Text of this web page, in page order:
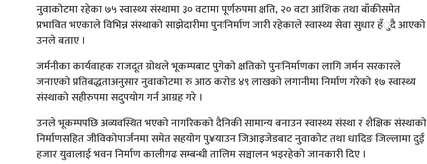
नुवाकोटमा रहेका ७५ स्वास्थ्य संस्थामा ३० वटामा पूर्णरुपमा क्षति, २० वटा आंशिक तथा बाँकीसमेत
प्रभावित भएकाले विभिन्न संस्थाको साझेदारीमा पुनःनिर्माण जारी रहेकाले स्वास्थ्य सेवा सुधार हँुदै आएको
उनले बताए ।
जर्मनीका कार्यवाहक राजदूत ग्रोथले भूकम्पबाट पुगेको क्षतिको पुनःनिर्माणका लागि जर्मन सरकारले
जनाएको प्रतिबद्धताअनुसार नुवाकोटमा रु आठ करोड ४९ लाखको लगानीमा निर्माण गरेको १७ स्वास्थ्य
संस्थाको सहीरुपमा सदुपयोग गर्न आग्रह गरे ।
उनले भूकम्पपछि अव्यवस्थित भएको नागरिकको दैनिकी सामान्य बनाउन स्वास्थ्य संस्था र शैक्षिक संस्थाको
निर्माणसहित जीविकोपार्जनमा समेत सहयोग पु¥याउन जिआइजेडबाट नुवाकोट तथा धादिङ जिल्लामा दुई
हजार युवालाई भवन निर्माण कालीगढ सम्बन्धी तालिम सञ्चालन भइरहेको जानकारी दिए ।